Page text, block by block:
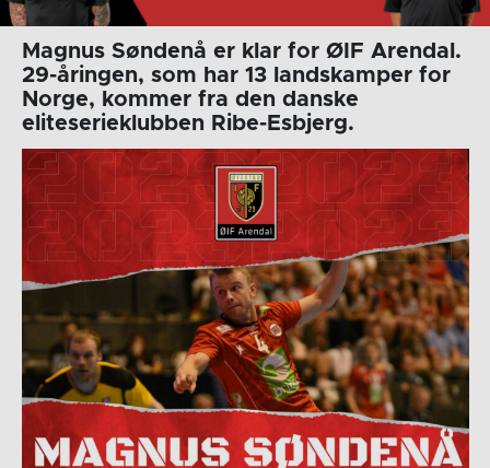
Magnus Søndenå er klar for ØIF Arendal.
29-åringen, som har 13 landskamper for
Norge, kommer fra den danske
eliteserieklubben Ribe-Esbjerg.